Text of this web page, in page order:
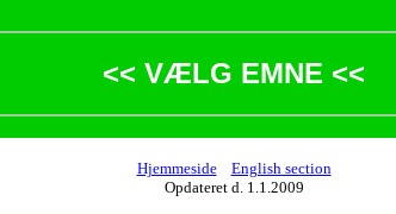
<< VÆLG EMNE <<
Hjemmeside
English section
Opdateret d. 1.1.2009